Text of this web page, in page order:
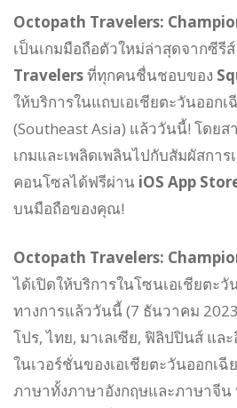
Octopath Travelers:
เป็นเกมมือถือตัวใหม่ล่าสุดจากซีรีส์
Travelersที่ทุกคนชื่นชอบของ
ให้บริการในแถบเอเชียตะวันออกเ
(Southeast Asia) แล้ววันนี้! โดย
เกมและเพลิดเพลินไปกับสัมผัสกา
คอนโซลได้ฟรีผ่าน iOS App
บนมือถือของคุณ!
Octopath Travelers:
ได้เปิดให้บริการในโซนเอเชียตะวั
ทางการแล้ววันนี้ (7 ธันวาคม
โปร, ไทย, มาเลเซีย, ฟิลิปปินส์ แล
ในเวอร์ชั่นของเอเชียตะวันออกเฉี
ภาษาทั้งภาษาอังกฤษและภาษาจีน